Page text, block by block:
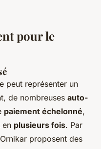
pour le
peut représenter un
de nombreuses auto-
paiement échelonné,
en plusieurs fois. Par
proposent des